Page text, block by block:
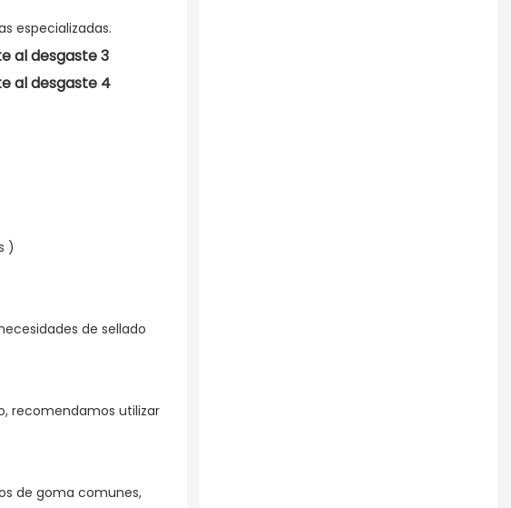
especializadas.
)
de sellado
recomendamos utilizar
de goma comunes,